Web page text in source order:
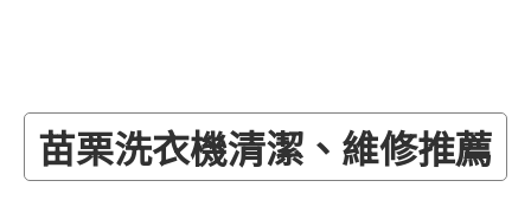
苗栗洗衣機清潔、維修推薦